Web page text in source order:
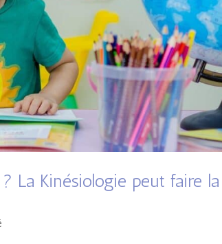
La Kinésiologie peut faire la